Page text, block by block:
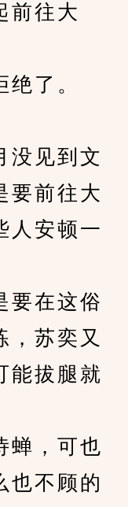
前往大
了。
见到文
要前往大
人安顿一
在这俗
，苏奕又
能拔腿就
，可也
也不顾的